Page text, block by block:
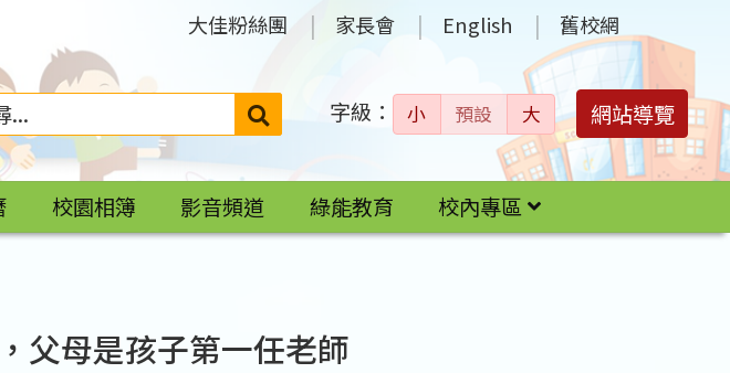
大佳粉絲團 家長會 English 舊校網
搜
字級： 小 預設 大 網站導覽
校園相簿 影音頻道 綠能教育
校內專區
父母是孩子第一任老師